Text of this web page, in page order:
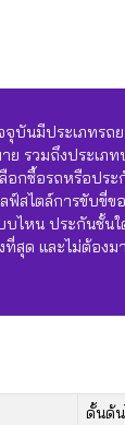
จุบันมีประเภทรถ
ย รวมถึงประเภ
อกซื้อรถหรือปร
ฟ์สไตล์การขับขี่ข
บไหน ประกันชั้น
ที่สุด และไม่ต้องม
ดั้นด้